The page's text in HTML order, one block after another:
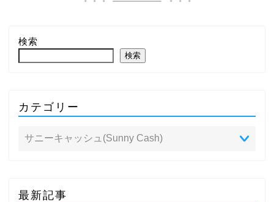
検索
検索
カテゴリー
最新記事